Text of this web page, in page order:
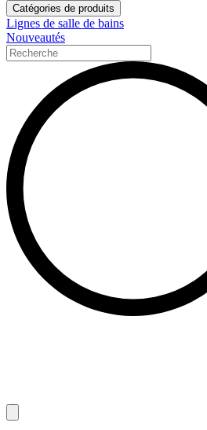
Catégories de produits
Lignes de salle de bains
Nouveautés